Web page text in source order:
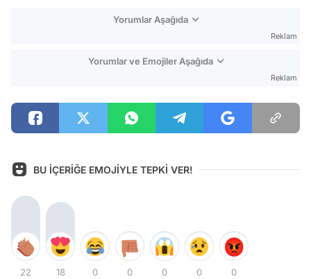
Yorumlar Aşağıda
Reklam
Yorumlar ve Emojiler Aşağıda
Reklam
BU İÇERİĞE EMOJİYLE TEPKİ VER!
22 18 0 0 0 0 0